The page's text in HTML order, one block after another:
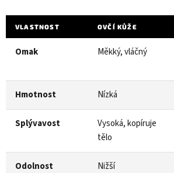
VLASTNOST OVČÍ KŮŽE
Omak Měkký, vláčný
Hmotnost Nízká
Splývavost
Vysoká, kopíruje
tělo
Odolnost Nižší